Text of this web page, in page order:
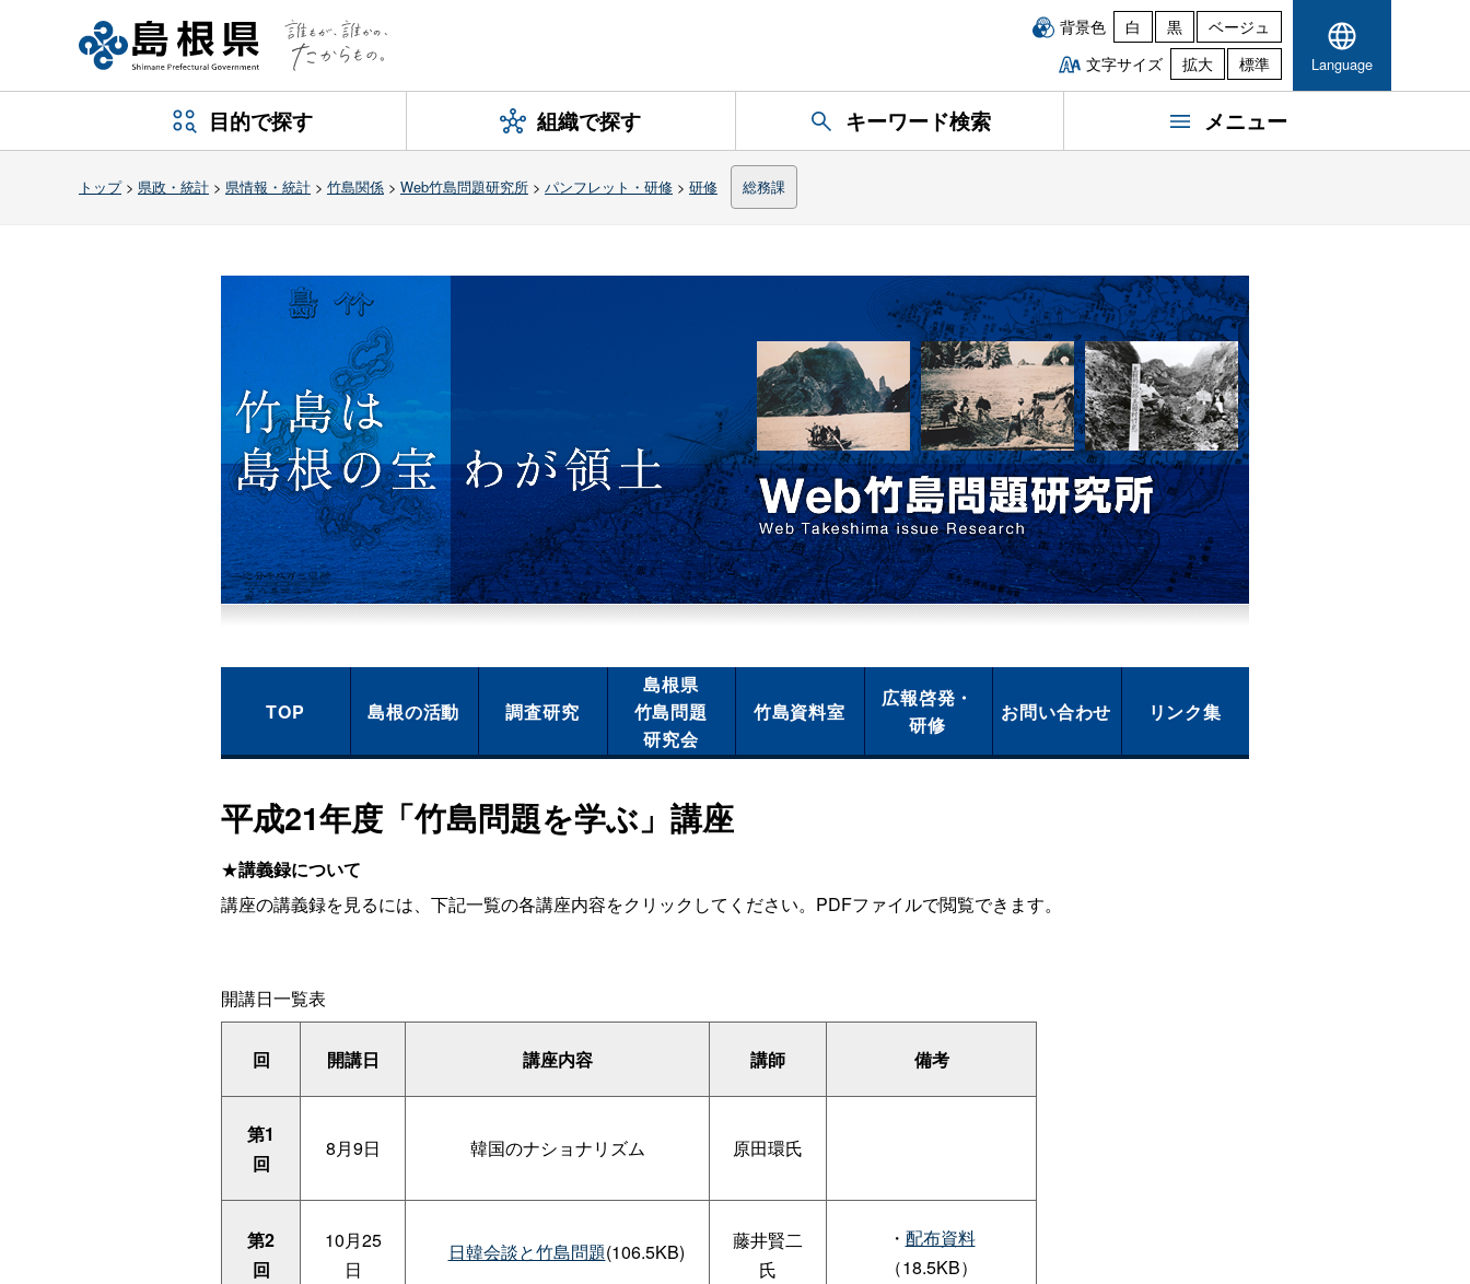
背景色 白 黒
ベージュ
文字サイズ
拡大 標準 Language
目的で探す 組織で探す キーワード検索 メニュー
トップ> 県政・統計 > 県情報・統計 > 竹島関係 > Web竹島問題研究所 > パンフレット・研修 > 研修 総務課
TOP 島根の活動 調査研究
島根県
竹島問題
研究会
竹島資料室
広報啓発・
研修
お問い合わせ リンク集
平成21年度「竹島問題を学ぶ」講座
★講義録について
講座の講義録を見るには、下記一覧の各講座内容をクリックしてください。PDFファイルで閲覧できます。
開講日一覧表
回 開講日 講座内容 講師 備考
第1
回
8月9日 韓国のナショナリズム 原田環氏
第2
回
10月25
日
日韓会談と竹島問題(106.5KB)
藤井賢二
氏
・ 配布資料
（18.5KB）